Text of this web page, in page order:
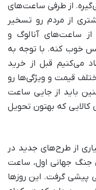
از طرفی ساعت‌های
از مردم رو تسخیر
ساعت‌های آنالوگ و
خوب کنه. با توجه به
می‌کنیم قبل از خرید
قیمت و ویژگی‌ها رو
باید از جایی ساعت
کالایی که بهتون تحویل
از طرح‌های جدید در
جنگ جهانی اول، ساعت
پیشی گرفت. این روزها